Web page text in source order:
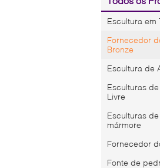
Escultura em
Fornecedor
Bronze
Escultura de
Esculturas
Livre
Esculturas
mármore
Fornecedor
Fonte de